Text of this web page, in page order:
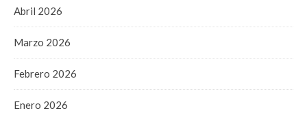
Abril 2026
Marzo 2026
Febrero 2026
Enero 2026